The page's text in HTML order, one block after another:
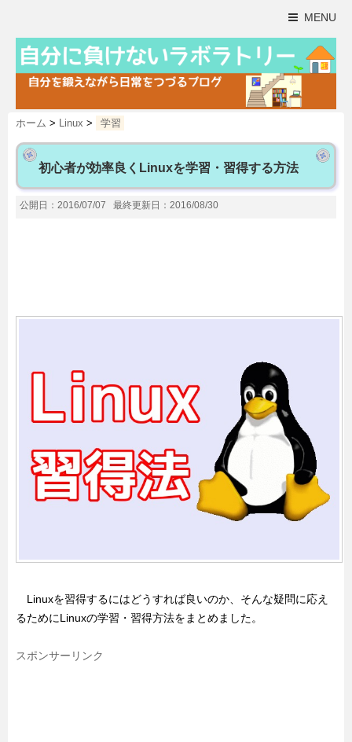
MENU
ホーム > Linux > 学習
初心者が効率良くLinuxを学習・習得する方法
公開日：2016/07/07 最終更新日：2016/08/30
Linuxを習得するにはどうすれば良いのか、そんな疑問に応え
るためにLinuxの学習・習得方法をまとめました。
スポンサーリンク